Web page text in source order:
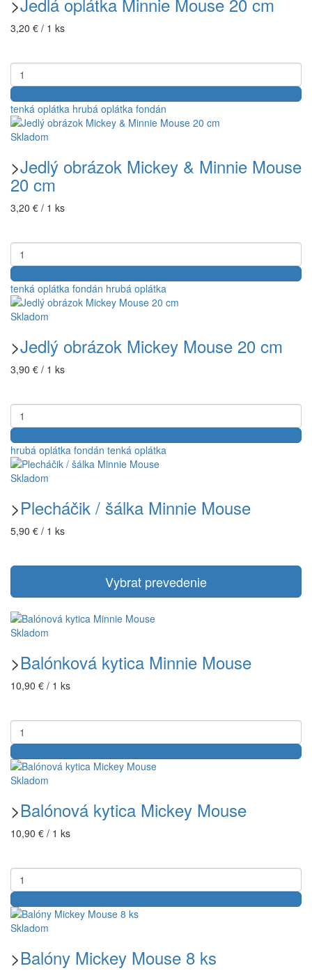
3,20 € / 1 ks
tenká oplátka hrubá oplátka fondán
Skladom
>Jedlý obrázok Mickey & Minnie Mouse
20 cm
3,20 € / 1 ks
tenká oplátka fondán hrubá oplátka
Skladom
>Jedlý obrázok Mickey Mouse 20 cm
3,90 € / 1 ks
hrubá oplátka fondán tenká oplátka
Skladom
>Plecháčik / šálka Minnie Mouse
5,90 € / 1 ks
Vybrat prevedenie
Skladom
>Balónková kytica Minnie Mouse
10,90 € / 1 ks
Skladom
>Balónová kytica Mickey Mouse
10,90 € / 1 ks
Skladom
>Balóny Mickey Mouse 8 ks